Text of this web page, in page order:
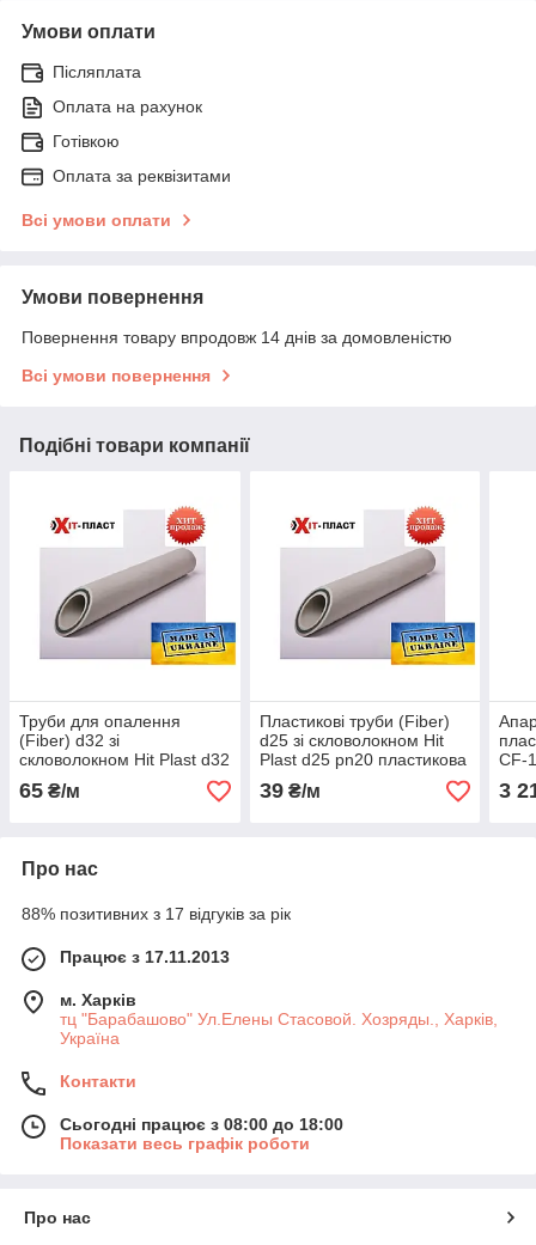
Умови оплати
Післяплата
Оплата на рахунок
Готівкою
Оплата за реквізитами
Всі умови оплати
Умови повернення
Повернення товару впродовж 14 днів за домовленістю
Всі умови повернення
Подібні товари компанії
Труби для опалення
(Fiber) d32 зі
скловолокном Hit Plast d32
pn20 пластикова труба
65 ₴/м
Пластикові труби (Fiber)
d25 зі скловолокном Hit
Plast d25 pn20 пластикова
труба
39₴/м
CF-
3
Про нас
88% позитивних з 17 відгуків за рік
Працює з 17.11.2013
м. Харків
тц "Барабашово" Ул.Елены Стасовой. Хозряды., Харків,
Україна
Контакти
Сьогодні працює з 08:00 до 18:00
Показати весь графік роботи
Про нас